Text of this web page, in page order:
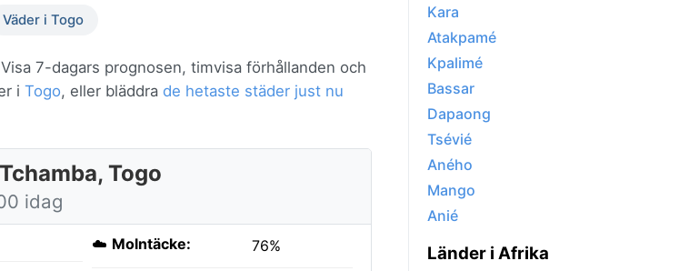
Väder i Togo
7-dagars prognosen, timvisa förhållanden och
i Togo, eller bläddra de hetaste städer just nu
Togo
idag
☁️ Molntäcke: 76%
Kara
Atakpamé
Kpalimé
Bassar
Dapaong
Tsévié
Aného
Mango
Anié
Länder i Afrika